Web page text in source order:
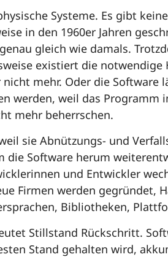
Systeme. Es gibt
in den 1960er Jahren
gleich wie damals.
existiert die
nicht mehr. Oder die Software
werden, weil das Programm
mehr beherrschen.
sie Abnützungs- und
Software herum
und Entwickler
Firmen werden gegründet,
Bibliotheken,
Stillstand Rückschritt.
Stand gehalten wird,